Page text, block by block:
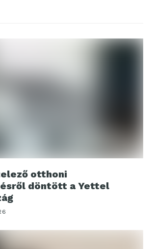
otthoni
döntött a Yettel